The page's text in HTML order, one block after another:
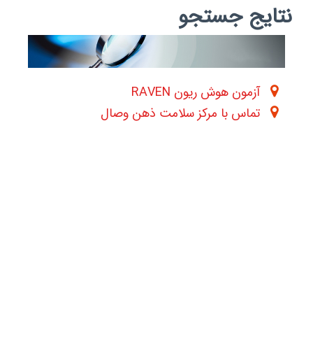
نتایج جستجو
آزمون هوش ریون RAVEN
تماس با مرکز سلامت ذهن وصال